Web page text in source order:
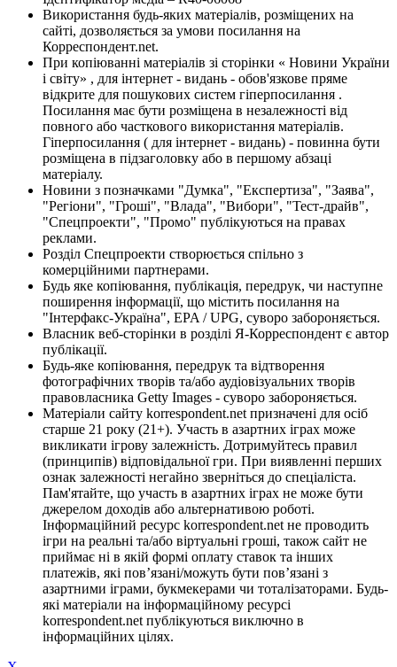
Використання будь-яких матеріалів, розміщених на
сайті, дозволяється за умови посилання на
Корреспондент.net.
При копіюванні матеріалів зі сторінки « Новини України
і світу» , для інтернет - видань - обов'язкове пряме
відкрите для пошукових систем гіперпосилання .
Посилання має бути розміщена в незалежності від
повного або часткового використання матеріалів.
Гіперпосилання ( для інтернет - видань) - повинна бути
розміщена в підзаголовку або в першому абзаці
матеріалу.
Новини з позначками "Думка", "Експертиза", "Заява",
"Регіони", "Гроші", "Влада", "Вибори", "Тест-драйв",
"Спецпроекти", "Промо" публікуються на правах
реклами.
Розділ Спецпроекти створюється спільно з
комерційними партнерами.
Будь яке копіювання, публікація, передрук, чи наступне
поширення інформації, що містить посилання на
"Інтерфакс-Україна", EPA / UPG, суворо забороняється.
Власник веб-сторінки в розділі Я-Корреспондент є автор
публікації.
Будь-яке копіювання, передрук та відтворення
фотографічних творів та/або аудіовізуальних творів
правовласника Getty Images - суворо забороняється.
Матеріали сайту korrespondent.net призначені для осіб
старше 21 року (21+). Участь в азартних іграх може
викликати ігрову залежність. Дотримуйтесь правил
(принципів) відповідальної гри. При виявленні перших
ознак залежності негайно зверніться до спеціаліста.
Пам'ятайте, що участь в азартних іграх не може бути
джерелом доходів або альтернативою роботі.
Інформаційний ресурс korrespondent.net не проводить
ігри на реальні та/або віртуальні гроші, також сайт не
приймає ні в якій формі оплату ставок та інших
платежів, які пов’язані/можуть бути пов’язані з
азартними іграми, букмекерами чи тоталізаторами. Будь-
які матеріали на інформаційному ресурсі
korrespondent.net публікуються виключно в
інформаційних цілях.